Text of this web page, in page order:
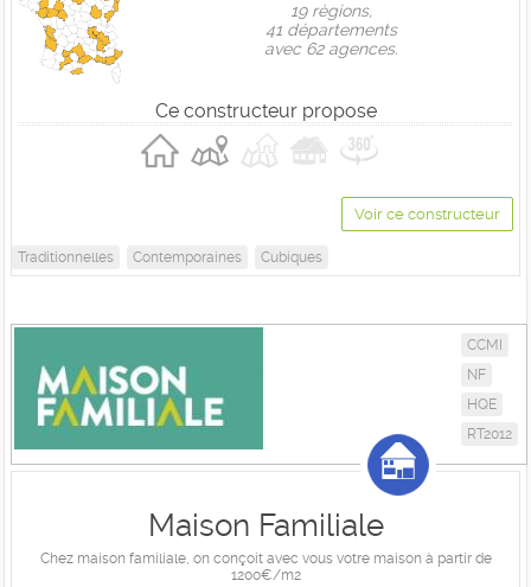
19 règions,
41 départements
avec 62 agences.
Ce constructeur propose
Voir ce constructeur
Traditionnelles Contemporaines Cubiques
CCMI
NF
HQE
RT2012
Maison Familiale
Chez maison familiale, on conçoit avec vous votre maison à partir de
1200€/m2